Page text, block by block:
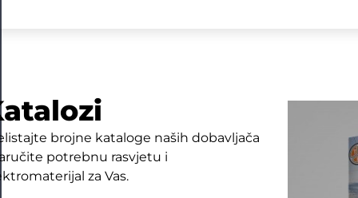
brojne kataloge naših dobavljača
potrebnu rasvjetu i
za Vas.